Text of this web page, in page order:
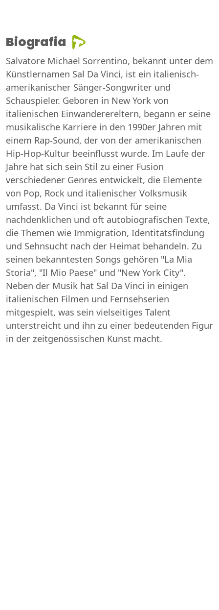
Biografia
Salvatore Michael Sorrentino, bekannt unter dem
Künstlernamen Sal Da Vinci, ist ein italienisch-
amerikanischer Sänger-Songwriter und
Schauspieler. Geboren in New York von
italienischen Einwanderereltern, begann er seine
musikalische Karriere in den 1990er Jahren mit
einem Rap-Sound, der von der amerikanischen
Hip-Hop-Kultur beeinflusst wurde. Im Laufe der
Jahre hat sich sein Stil zu einer Fusion
verschiedener Genres entwickelt, die Elemente
von Pop, Rock und italienischer Volksmusik
umfasst. Da Vinci ist bekannt für seine
nachdenklichen und oft autobiografischen Texte,
die Themen wie Immigration, Identitätsfindung
und Sehnsucht nach der Heimat behandeln. Zu
seinen bekanntesten Songs gehören "La Mia
Storia", "Il Mio Paese" und "New York City".
Neben der Musik hat Sal Da Vinci in einigen
italienischen Filmen und Fernsehserien
mitgespielt, was sein vielseitiges Talent
unterstreicht und ihn zu einer bedeutenden Figur
in der zeitgenössischen Kunst macht.